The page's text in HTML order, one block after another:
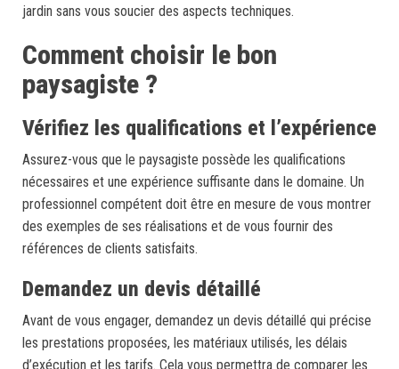
jardin sans vous soucier des aspects techniques.
Comment choisir le bon
paysagiste ?
Vérifiez les qualifications et l’expérience
Assurez-vous que le paysagiste possède les qualifications
nécessaires et une expérience suffisante dans le domaine. Un
professionnel compétent doit être en mesure de vous montrer
des exemples de ses réalisations et de vous fournir des
références de clients satisfaits.
Demandez un devis détaillé
Avant de vous engager, demandez un devis détaillé qui précise
les prestations proposées, les matériaux utilisés, les délais
d’exécution et les tarifs. Cela vous permettra de comparer les